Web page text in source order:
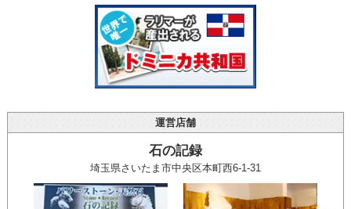
運営店舗
石の記録
埼玉県さいたま市中央区本町西6-1-31